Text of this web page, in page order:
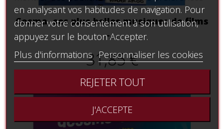
Cosma, ses plus belles musiques de films
-...
31,85 €
en analysant vos habitudes de navigation. Pour
donner votre consentement à son utilisation,
appuyez sur le bouton Accepter.
Plus d'informations Personnaliser les cookies
REJETER TOUT
J'ACCEPTE